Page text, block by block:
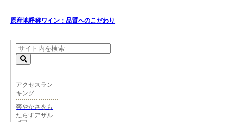
原産地呼称ワイン：品質へのこだわり
アクセスラン
キング
爽やかさをも
たらすアザル